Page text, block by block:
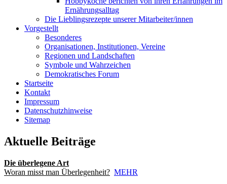
Ernährungsalltag
Die Lieblingsrezepte unserer Mitarbeiter/innen
Vorgestellt
Besonderes
Organisationen, Institutionen, Vereine
Regionen und Landschaften
Symbole und Wahrzeichen
Demokratisches Forum
Startseite
Kontakt
Impressum
Datenschutzhinweise
Sitemap
Aktuelle Beiträge
Die überlegene Art
Woran misst man Überlegenheit? MEHR